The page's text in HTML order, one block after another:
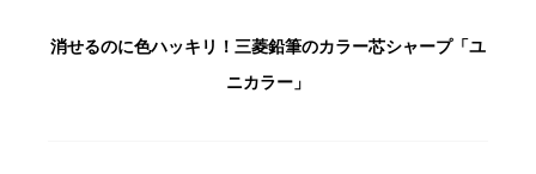
消せるのに色ハッキリ！三菱鉛筆のカラー芯シャープ「ユ
ニカラー」